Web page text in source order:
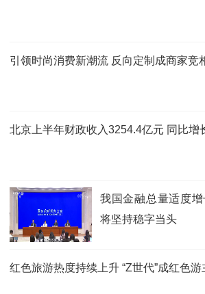
引领时尚消费新潮流 反向定制成商家竞
北京上半年财政收入3254.4亿元 同比增
我国金融总量适度
将坚持稳字当头
红色旅游热度持续上升 “Z世代”成红色游